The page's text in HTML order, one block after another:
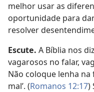
melhor usar as
oportunidade para
resolver
Escute. A Bíblia nos
vagarosos no falar,
Não coloque lenha
mal’. (Romanos 12:17)